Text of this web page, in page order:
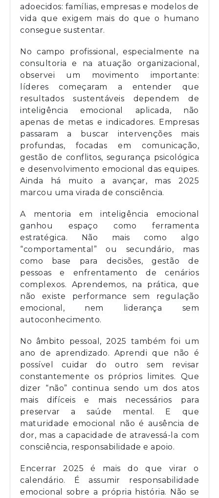
adoecidos: famílias, empresas e modelos de
vida que exigem mais do que o humano
consegue sustentar.
No campo profissional, especialmente na
consultoria e na atuação organizacional,
observei um movimento importante:
líderes começaram a entender que
resultados sustentáveis dependem de
inteligência emocional aplicada, não
apenas de metas e indicadores. Empresas
passaram a buscar intervenções mais
profundas, focadas em comunicação,
gestão de conflitos, segurança psicológica
e desenvolvimento emocional das equipes.
Ainda há muito a avançar, mas 2025
marcou uma virada de consciência.
A mentoria em inteligência emocional
ganhou espaço como ferramenta
estratégica. Não mais como algo
“comportamental” ou secundário, mas
como base para decisões, gestão de
pessoas e enfrentamento de cenários
complexos. Aprendemos, na prática, que
não existe performance sem regulação
emocional, nem liderança sem
autoconhecimento.
No âmbito pessoal, 2025 também foi um
ano de aprendizado. Aprendi que não é
possível cuidar do outro sem revisar
constantemente os próprios limites. Que
dizer “não” continua sendo um dos atos
mais difíceis e mais necessários para
preservar a saúde mental. E que
maturidade emocional não é ausência de
dor, mas a capacidade de atravessá-la com
consciência, responsabilidade e apoio.
Encerrar 2025 é mais do que virar o
calendário. É assumir responsabilidade
emocional sobre a própria história. Não se